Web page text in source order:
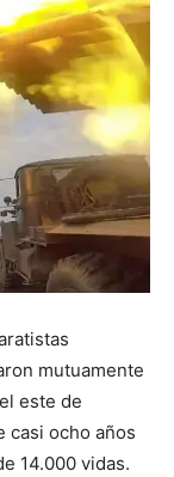
mutuamente
este de
casi ocho años
14.000 vidas.